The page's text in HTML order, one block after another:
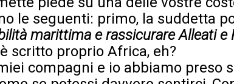
le seguenti: primo, la suddetta
marittima e rassicurare Alleati e
scritto proprio Africa, eh?
compagni e io abbiamo preso